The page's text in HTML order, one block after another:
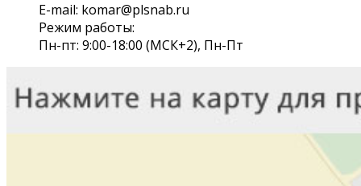
E-mail: komar@plsnab.ru
Режим работы:
Пн-пт: 9:00-18:00 (МСК+2), Пн-Пт